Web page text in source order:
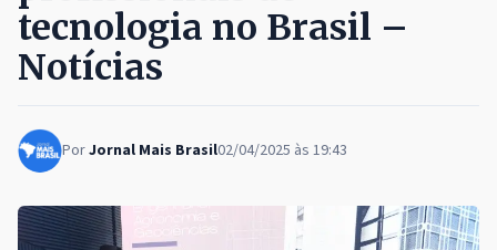
tecnologia no Brasil –
Notícias
PorJornal Mais Brasil02/04/2025 às 19:43